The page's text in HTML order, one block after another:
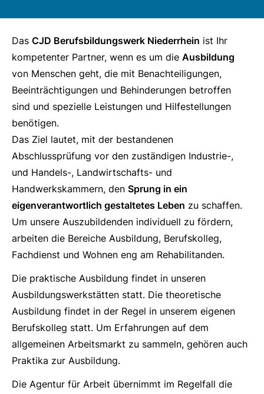
Das CJD Berufsbildungswerk Niederrhein ist Ihr
kompetenter Partner, wenn es um die Ausbildung
von Menschen geht, die mit Benachteiligungen,
Beeinträchtigungen und Behinderungen betroffen
sind und spezielle Leistungen und Hilfestellungen
benötigen.
Das Ziel lautet, mit der bestandenen
Abschlussprüfung vor den zuständigen Industrie-,
und Handels-, Landwirtschafts- und
Handwerkskammern, den Sprung in ein
eigenverantwortlich gestaltetes Leben zu schaffen.
Um unsere Auszubildenden individuell zu fördern,
arbeiten die Bereiche Ausbildung, Berufskolleg,
Fachdienst und Wohnen eng am Rehabilitanden.
Die praktische Ausbildung findet in unseren
Ausbildungswerkstätten statt. Die theoretische
Ausbildung findet in der Regel in unserem eigenen
Berufskolleg statt. Um Erfahrungen auf dem
allgemeinen Arbeitsmarkt zu sammeln, gehören auch
Praktika zur Ausbildung.
Die Agentur für Arbeit übernimmt im Regelfall die